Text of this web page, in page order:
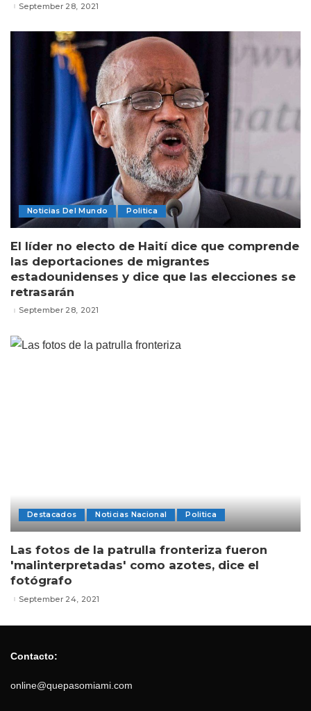
September 28, 2021
Noticias Del Mundo Politica
El líder no electo de Haití dice que comprende
las deportaciones de migrantes
estadounidenses y dice que las elecciones se
retrasarán
September 28, 2021
Destacados Noticias Nacional Politica
Las fotos de la patrulla fronteriza fueron
'malinterpretadas' como azotes, dice el
fotógrafo
September 24, 2021
Contacto:
online@quepasomiami.com